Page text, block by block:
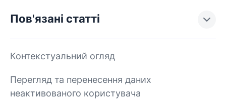
Пов'язані статті
Контекстуальний огляд
Перегляд та перенесення даних
неактивованого користувача